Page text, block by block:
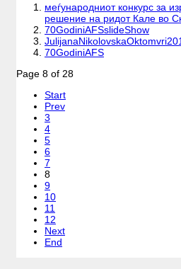
меѓународниот конкурс за
решение на ридот Кале во
70GodiniAFSslideShow
70GodiniAFS
Page 8 of 28
Start
Prev
3
4
5
6
7
8
9
10
11
12
Next
End